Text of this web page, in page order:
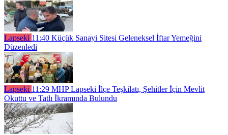
Lapseki 11:40 Küçük Sanayi Sitesi Geleneksel İftar Yemeğini
Düzenledi
Lapseki 11:29 MHP Lapseki İlçe Teşkilatı, Şehitler İçin Mevlit
Okuttu ve Tatlı İkramında Bulundu